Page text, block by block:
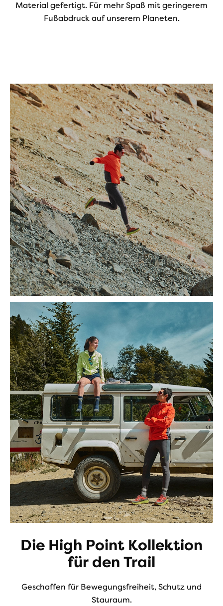
Material gefertigt. Für mehr Spaß mit geringerem
Fußabdruck auf unserem Planeten.
Die High Point Kollektion
für den Trail
Geschaffen für Bewegungsfreiheit, Schutz und
Stauraum.